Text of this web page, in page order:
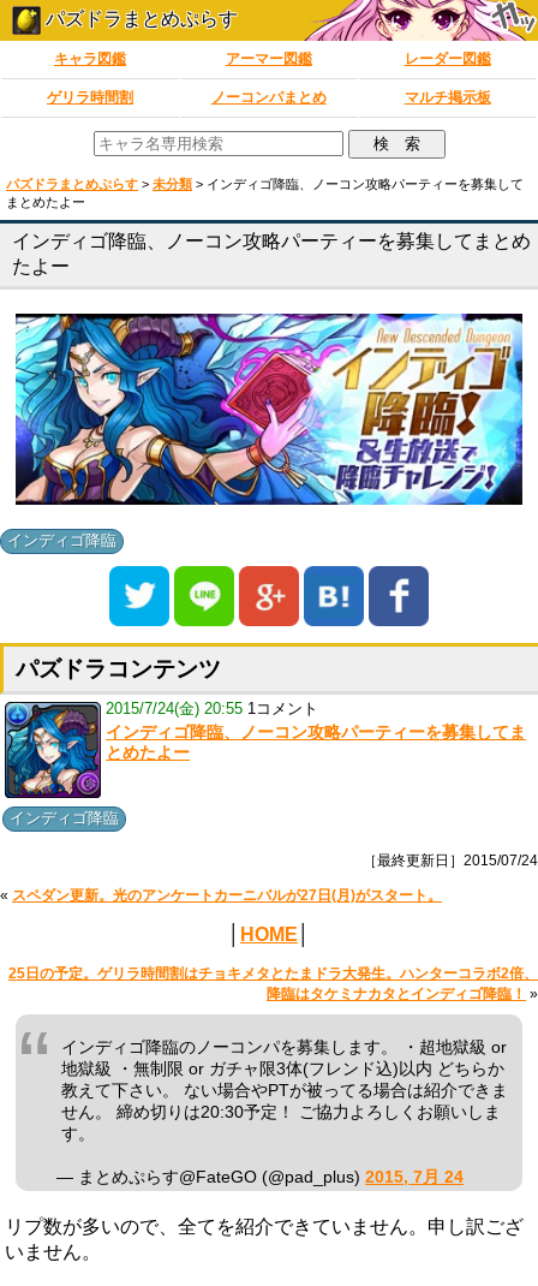
パズドラまとめぷらす
キャラ図鑑 アーマー図鑑 レーダー図鑑
ゲリラ時間割 ノーコンパまとめ マルチ掲示板
パズドラまとめぷらす > 未分類 > インディゴ降臨、ノーコン攻略パーティーを募集して
まとめたよー
インディゴ降臨、ノーコン攻略パーティーを募集してまとめ
たよー
インディゴ降臨
パズドラコンテンツ
2015/7/24(金) 20:55 1コメント
インディゴ降臨、ノーコン攻略パーティーを募集してま
とめたよー
インディゴ降臨
［最終更新日］2015/07/24
« スペダン更新。光のアンケートカーニバルが27日(月)がスタート。
HOME
25日の予定。ゲリラ時間割はチョキメタとたまドラ大発生。ハンターコラボ2倍、
降臨はタケミナカタとインディゴ降臨！ »
インディゴ降臨のノーコンパを募集します。 ・超地獄級 or
地獄級 ・無制限 or ガチャ限3体(フレンド込)以内 どちらか
教えて下さい。 ない場合やPTが被ってる場合は紹介できま
せん。 締め切りは20:30予定！ ご協力よろしくお願いしま
す。
— まとめぷらす@FateGO (@pad_plus)2015, 7月 24
リプ数が多いので、全てを紹介できていません。申し訳ござ
いません。